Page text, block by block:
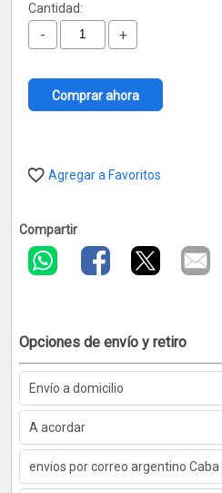
Cantidad:
- +
Comprar ahora
Agregar a Favoritos
Compartir
Opciones de envío y retiro
Envío a domicilio
A acordar
envios por correo argentino Caba